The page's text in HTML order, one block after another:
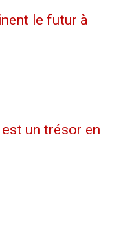
le futur à
un trésor en